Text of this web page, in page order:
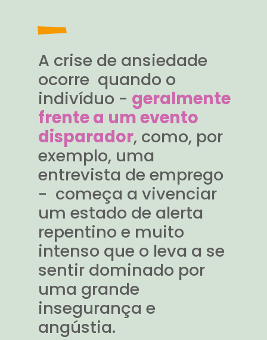
A crise de ansiedade
ocorre quando o
indivíduo - geralmente
frente a um evento
disparador, como, por
exemplo, uma
entrevista de emprego
- começa a vivenciar
um estado de alerta
repentino e muito
intenso que o leva a se
sentir dominado por
uma grande
insegurança e
angústia.